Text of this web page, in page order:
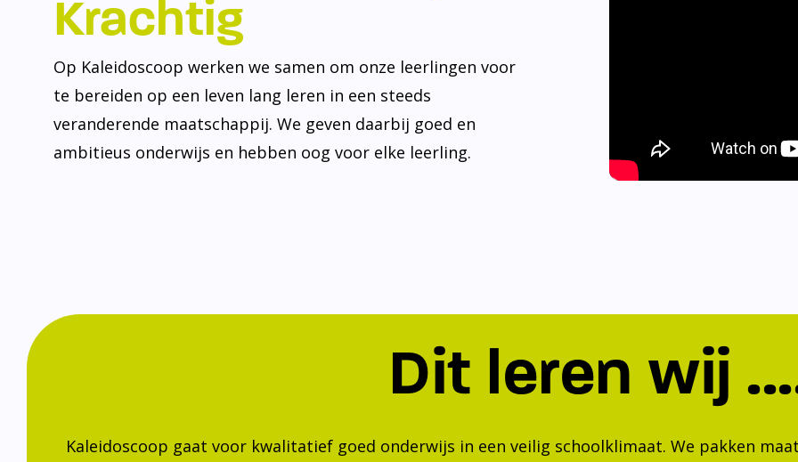
Krachtig
Op Kaleidoscoop werken we samen om onze leerlingen voor
te bereiden op een leven lang leren in een steeds
veranderende maatschappij. We geven daarbij goed en
ambitieus onderwijs en hebben oog voor elke leerling.
Dit leren wij
Kaleidoscoop gaat voor kwalitatief goed onderwijs in een veilig schoolklimaat. We pakken